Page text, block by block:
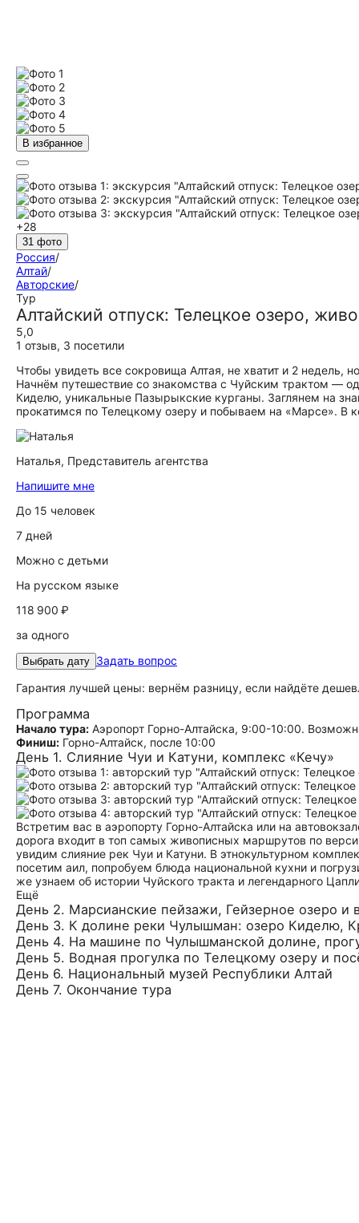
В избранное
+28
31 фото
Россия/
Алтай/
Авторские/
Тур
Алтайский отпуск: Телецкое озеро,
5,0
1 отзыв, 3 посетили
Чтобы увидеть все сокровища Алтая, не хватит и 2
Начнём путешествие со знакомства с Чуйским трактом —
Киделю, уникальные Пазырыкские курганы. Заглянем на
прокатимся по Телецкому озеру и побываем на «Марсе». В
Наталья, Представитель агентства
Напишите мне
До 15 человек
7 дней
Можно с детьми
На русском языке
118 900 ₽
за одного
Выбрать дату Задать вопрос
Гарантия лучшей цены: вернём разницу, если найдёте
Программа
Начало тура: Аэропорт Горно-Алтайска, 9:00-10:00.
Финиш: Горно-Алтайск, после 10:00
День 1. Слияние Чуи и Катуни, комплекс «Кечу»
Встретим вас в аэропорту Горно-Алтайска или на
дорога входит в топ самых живописных маршрутов по
увидим слияние рек Чуи и Катуни. В этнокультурном
посетим аил, попробуем блюда национальной кухни и
же узнаем об истории Чуйского тракта и легендарного
Ещё
День 2. Марсианские пейзажи, Гейзерное озеро
День 3. К долине реки Чулышман: озеро Киделю,
День 4. На машине по Чулышманской долине,
День 5. Водная прогулка по Телецкому озеру и
День 6. Национальный музей Республики Алтай
День 7. Окончание тура